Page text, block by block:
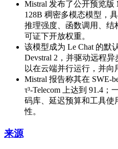
Mistral 发布了公开预览版
128B 稠密多模态模型，
推理强度、函数调用、
可证下开放权重。
该模型成为 Le Chat 的默
Devstral 2，并驱动远程
以在云端并行运行，并向
Mistral 报告称其在 SWE-
τ³-Telecom 上达到 91.4
码库、延迟预算和工具使
性。
来源